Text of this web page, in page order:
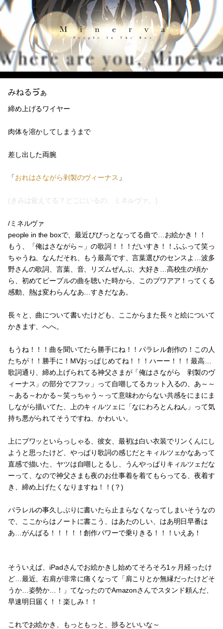
みねるゔぁ
締め上げるワイヤー
肉体を溶かしてしまうまで
差し出した両腕
「おれはさながら剥製のヴィーナス 」
(きみは覚えてる？どこにいるの、ミネルヴァ。)
/ミネルヴァ
people in the boxで、最近びびっとなってる曲で…お絵かき！！
もう、「俺はさながら～」の歌詞！！！だいすき！！ふふって笑っ
ちゃうね、なんだそれ、もう最高です、言葉選びのセンスよ…波多
野さんの歌詞、言葉、音、リズムぜんぶ、大好き…高校生の頃か
ら、初めてピープルの曲を聴いた時から、このブワアア！ってくる
感動、熱は変わらんなあ…すきだなあ。
長々と、曲について書いたけども、ここからまた長々と絵について
かきます、へへ。
もうね！！！曲を聞いてたら勝手にね！！パラレル創作の！この人
たちが！！勝手に！MVおっぱじめてね！！！ハーー！！！最高…
歌詞通り、締め上げられてる神父さまが「俺はさながら 剥製のヴ
ィーナス」の部分でフフッ」って自嘲してるカット入るの、あ～～
～ある～わかる～笑っちゃう～って意味わからない共感をにまにま
しながら描いてた、上のキィルツェに「なにわろとんねん」って気
持ち悪がられてそうですね、かわいい。
上にブワッといらっしゃる、彼女、最初は白い衣装でリンくんにし
ようと思ったけど、やっぱり歌詞の感じだとキィルツェかなあって
直感で描いた、ヤツは自嘲しとるし、うんやっぱりキィルツェだな
ーって、なので神父さまも夜のお仕事着を着てもらってる、夜着す
き、締め上げたくなりますね！！(？)
パラレルの事久しぶりに書いたら止まらなくなってしまいそうなの
で、ここからはノートに書こう、はあたのしい、はあ明日早番は
あ…がんばる！！！！！創作パワーで乗りきる！！！いえあ！
そういえば、iPadさんでお絵かきし始めてそろそろ1ヶ月経ったけ
ど…最近、右肩が非常に痛くなって「肩こりとか無縁だったけどそ
うか…姿勢か…！」てなったのでAmazonさんでスタンド頼んだ、
早速明日届く！！楽しみ！！
これでお絵かき、もっともっと、捗るといいな～